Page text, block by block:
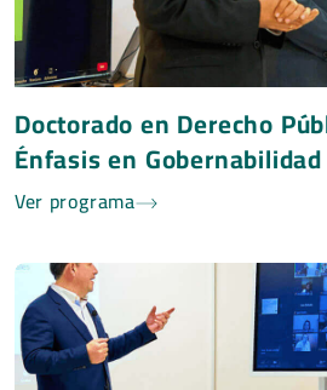
Doctorado en Derecho
Énfasis en Gobernabilidad
Ver programa